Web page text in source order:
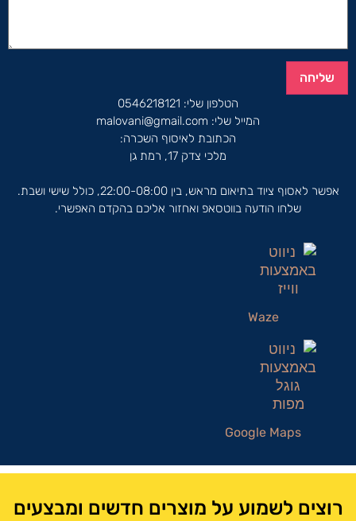
שליחה
הטלפון שלי: 0546218121
המייל שלי: malovani@gmail.com
הכתובת לאיסוף השכרה:
מלכי צדק 17, רמת גן
אפשר לאסוף ציוד בתיאום מראש, בין 22:00-08:00, כולל שישי ושבת.
שלחו הודעה בווטסאפ ואחזור אליכם בהקדם האפשרי.
Waze
Google Maps
רוצים לשמוע על מוצרים חדשים ומבצעים